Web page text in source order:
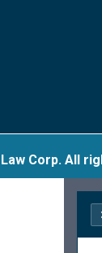
Corp. All